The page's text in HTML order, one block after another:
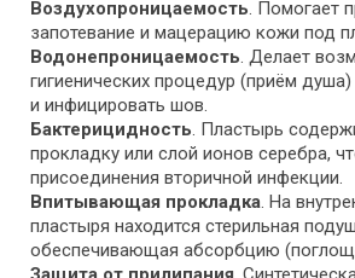
Воздухопроницаемость. Помогает
запотевание и мацерацию кожи под
Водонепроницаемость. Делает
гигиенических процедур (приём
и инфицировать шов.
Бактерицидность. Пластырь
прокладку или слой ионов серебра,
присоединения вторичной инфекции.
Впитывающая прокладка. На
пластыря находится стерильная
обеспечивающая абсорбцию